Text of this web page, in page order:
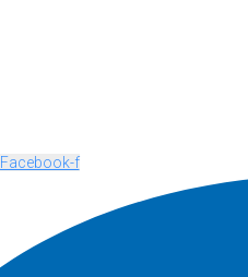
Facebook-f